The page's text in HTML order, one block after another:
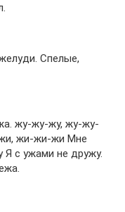
Спелые,
жу-жу-жу, жу-жу-
жи-жи-жи Мне
с ужами не дружу.